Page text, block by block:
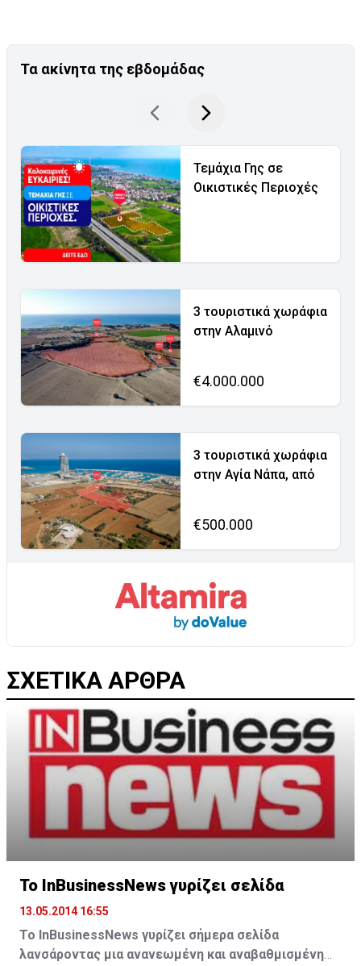
Τα ακίνητα της εβδομάδας
Τεμάχια Γης σε
Οικιστικές Περιοχές
3 τουριστικά χωράφια
στην Αλαμινό
€4.000.000
3 τουριστικά χωράφια
στην Αγία Νάπα, από
€500.000
ΣΧΕΤΙΚΑ ΑΡΘΡΑ
Το InBusinessNews γυρίζει σελίδα
13.05.2014 16:55
To ΙnBusinessNews γυρίζει σήμερα σελίδα
λανσάροντας μια ανανεωμένη και αναβαθμισμένη